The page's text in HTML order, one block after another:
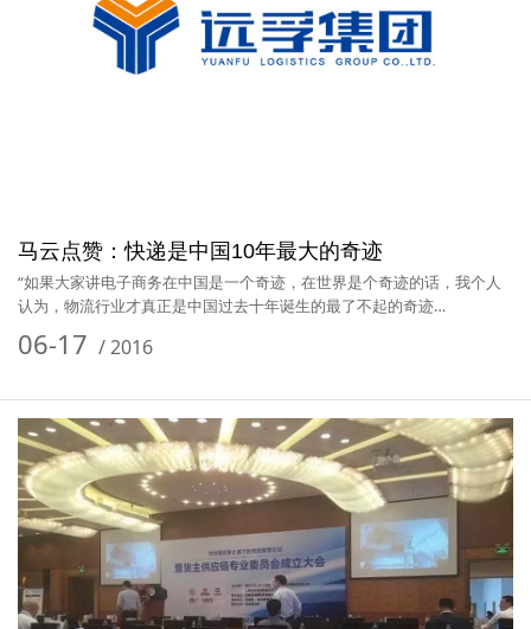
马云点赞：快递是中国10年最大的奇迹
“如果大家讲电子商务在中国是一个奇迹，在世界是个奇迹的话，我个人
认为，物流行业才真正是中国过去十年诞生的最了不起的奇迹…
06-17 /2016